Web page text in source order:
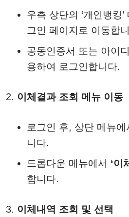
우측 상단의 ‘개인뱅킹
그인 페이지로 이동합
공동인증서 또는 아이
용하여 로그인합니다.
이체결과 조회 메뉴 이동
로그인 후, 상단 메뉴에
니다.
드롭다운 메뉴에서 ‘이
합니다.
이체내역 조회 및 선택